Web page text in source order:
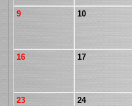
9 10
16 17
23 24